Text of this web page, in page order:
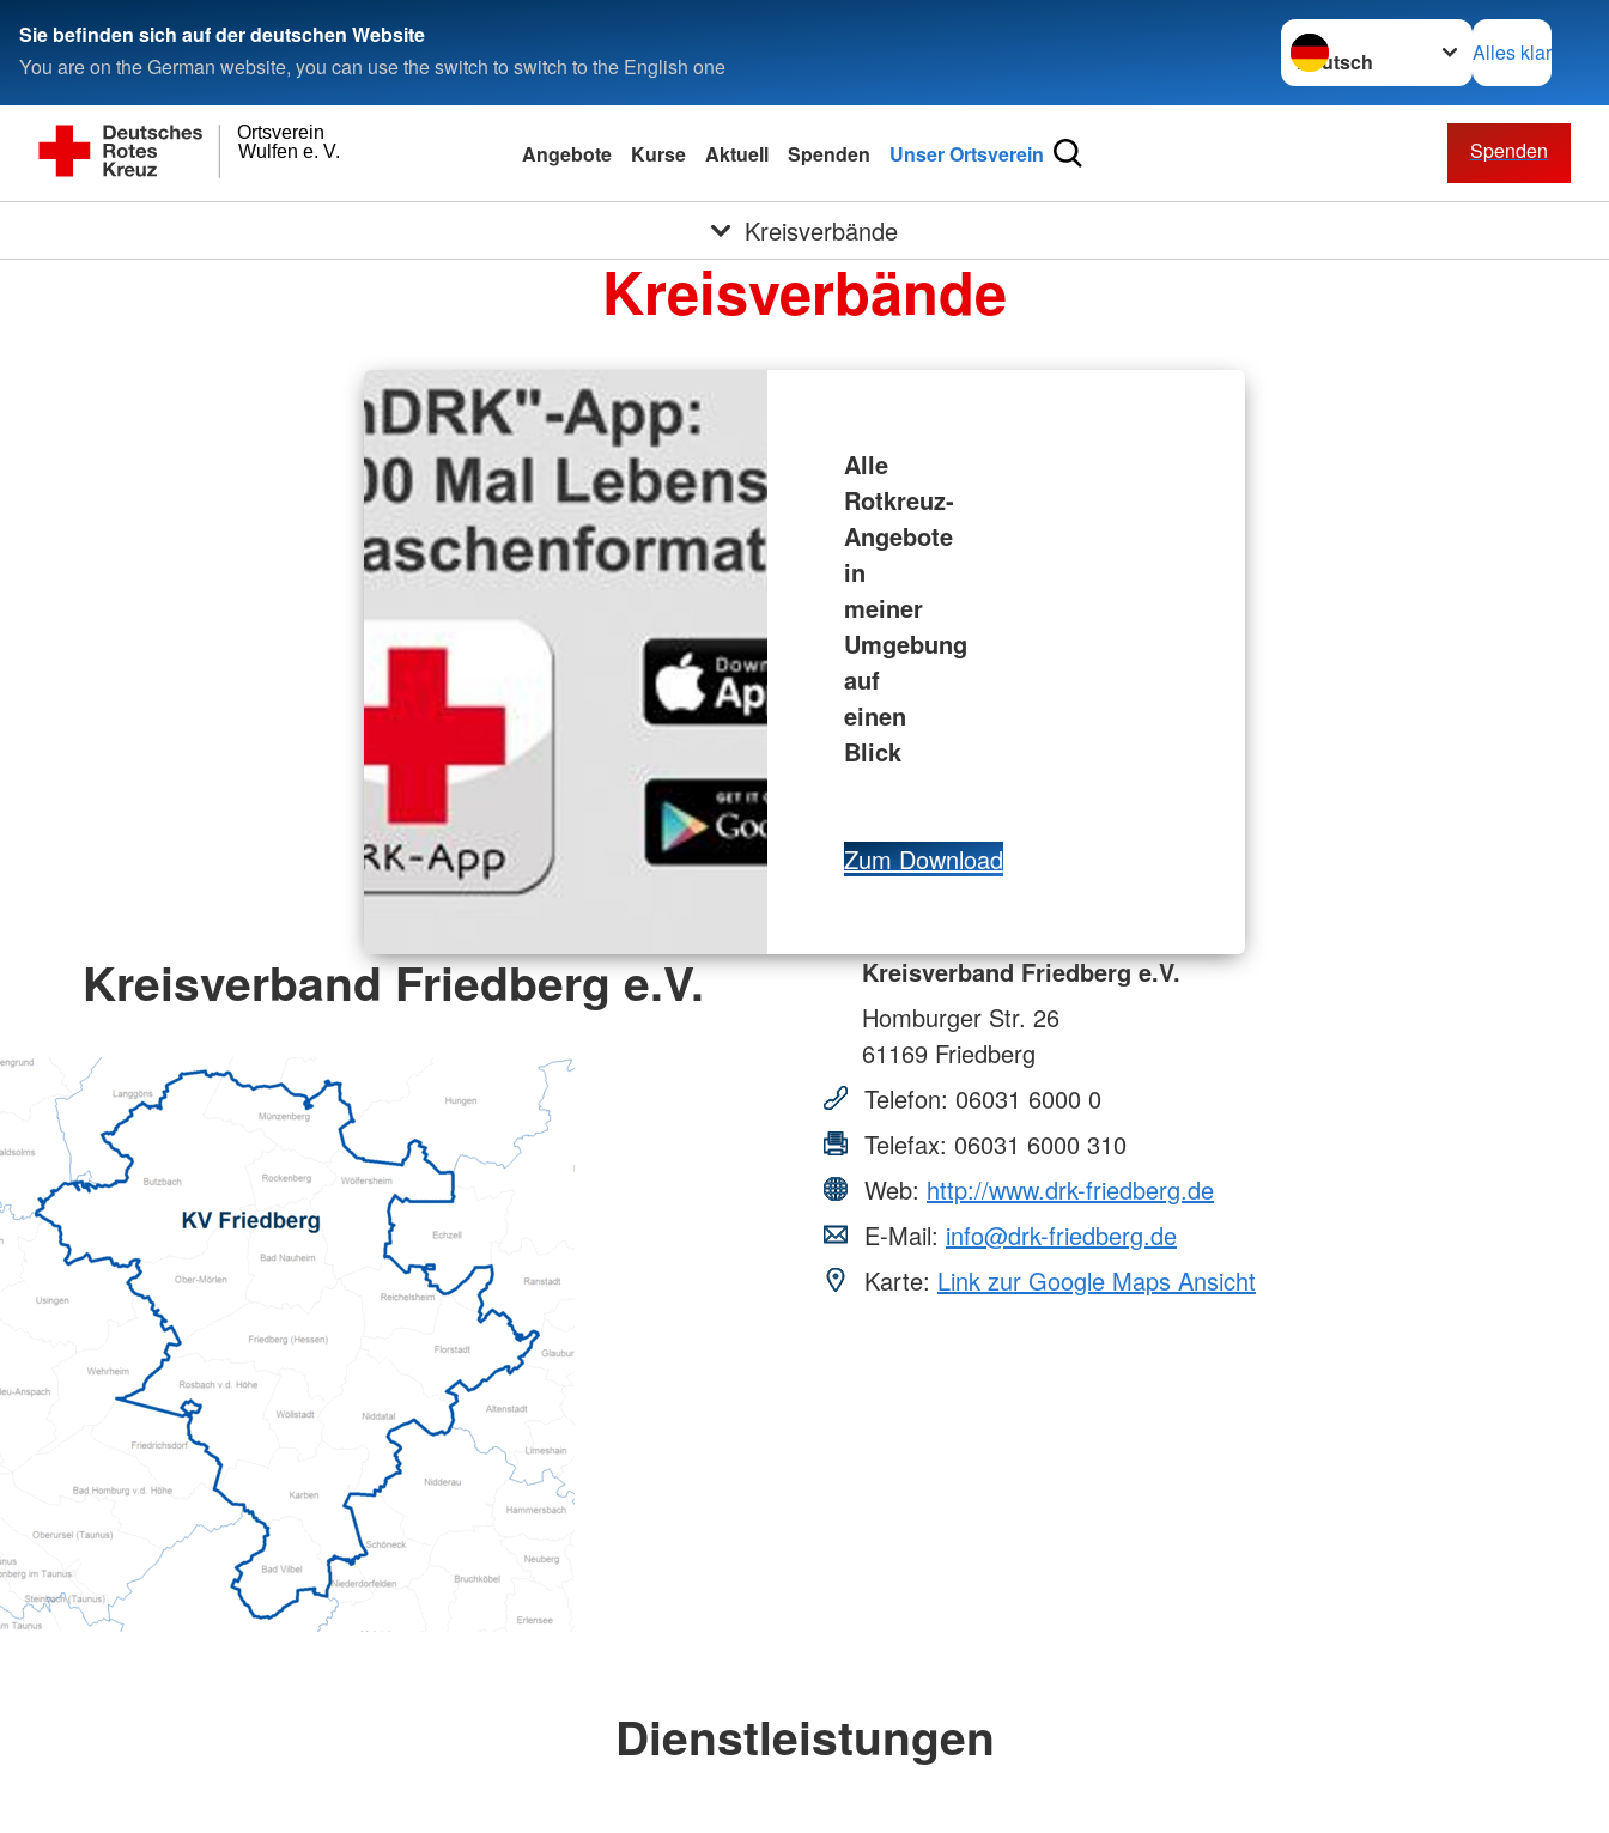
Sie befinden sich auf der deutschen Website
You are on the German website, you can use the switch to switch to the English one
Sprache wechseln zu
Alles klar
Wulfen e. V.
Ortsverein
Angebote Kurse Aktuell Spenden Unser Ortsverein Spenden
Kreisverbände
Kreisverbände
Alle
Rotkreuz-
Angebote
in
meiner
Umgebung
auf
einen
Blick
Zum Download
Kreisverband Friedberg e.V.
Kreisverband Friedberg e.V.
Homburger Str. 26
61169 Friedberg
Telefon: 06031 6000 0
Telefax: 06031 6000 310
Web: http://www.drk-friedberg.de
E-Mail: info@drk-friedberg.de
Karte: Link zur Google Maps Ansicht
Dienstleistungen